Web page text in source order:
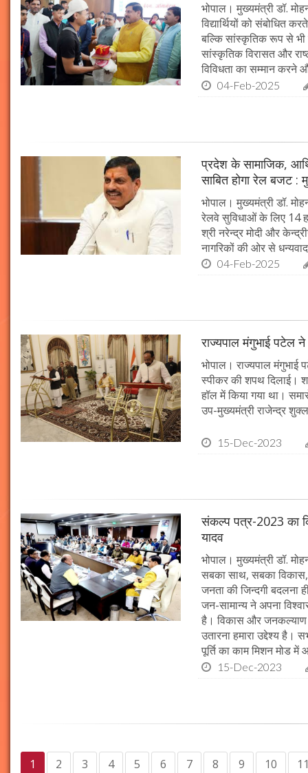
भोपाल। मुख्यमंत्री डॉ.
विद्यार्थियों को संबोधित
बल्कि सांस्कृतिक रूप से भी
सांस्कृतिक विरासत और
विविधता का सम्मान
04-Feb-2025
प्रदेश के सामाजिक,
साबित होगा रेल बजट :
भोपाल। मुख्यमंत्री डॉ.
रेलवे सुविधाओं के लिए 14
श्री नरेन्द्र मोदी और
नागरिकों की ओर से
04-Feb-2025
राज्यपाल मंगुभाई पटेल ने
भोपाल। राज्यपाल मंगुभाई
स्पीकर की शपथ दिलाई।
हॉल में किया गया था।
उप-मुख्यमंत्री राजेन्द्र
15-Dec-2023
संकल्प पत्र-2023 का
यादव
भोपाल। मुख्यमंत्री डॉ.
सबका साथ, सबका
जनता की जिन्दगी बदलना
जन-सामान्य ने अपना
है। विकास और
उतारना हमारा उद्देश्य
पूर्ति का काम मिशन मोड
15-Dec-2023
1 2 3 4 5 6 7 8 9 10